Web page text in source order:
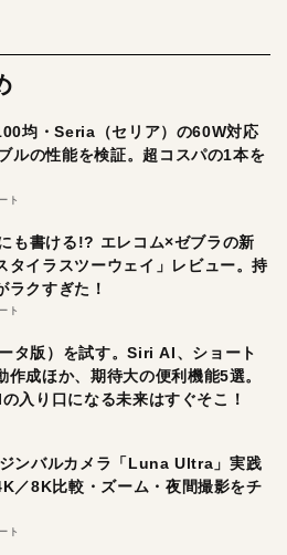
均・Seria（セリア）の60W対応
ルの性能を検証。超コスパの1本を
ト
も書ける!? エレコム×ゼブラの新
タイラスツーウェイ」レビュー。持
ラクすぎた！
ト
タ版）を試す。Siri AI、ショート
作成ほか、期待大の便利機能5選。
入り口になる未来はすぐそこ！
ンバルカメラ「Luna Ultra」実践
／8K比較・ズーム・夜間撮影をチ
ト